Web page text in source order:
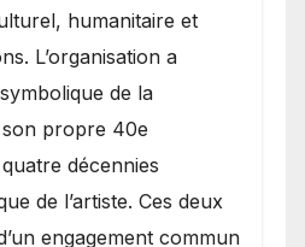
humanitaire et
L’organisation a
de la
propre 40e
décennies
de l’artiste. Ces deux
engagement commun